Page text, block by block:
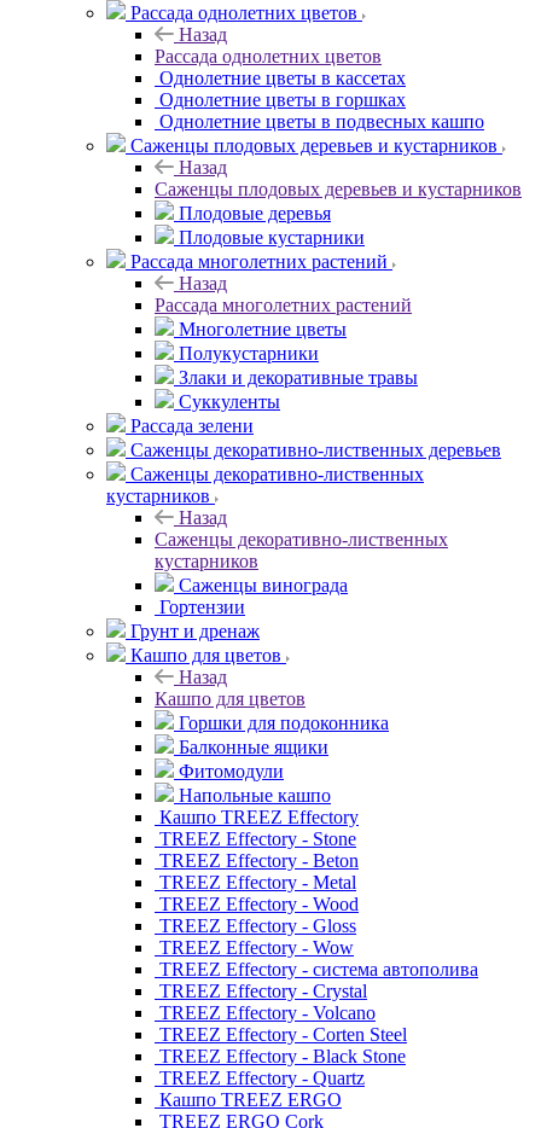
Рассада однолетних цветов
Назад
Рассада однолетних цветов
Однолетние цветы в кассетах
Однолетние цветы в горшках
Однолетние цветы в подвесных кашпо
Саженцы плодовых деревьев и кустарников
Назад
Саженцы плодовых деревьев и кустарников
Плодовые деревья
Плодовые кустарники
Рассада многолетних растений
Назад
Рассада многолетних растений
Многолетние цветы
Полукустарники
Злаки и декоративные травы
Суккуленты
Рассада зелени
Саженцы декоративно-лиственных деревьев
Саженцы декоративно-лиственных
кустарников
Назад
Саженцы декоративно-лиственных
кустарников
Саженцы винограда
Гортензии
Грунт и дренаж
Кашпо для цветов
Назад
Кашпо для цветов
Горшки для подоконника
Балконные ящики
Фитомодули
Напольные кашпо
Кашпо TREEZ Effectory
TREEZ Effectory - Stone
TREEZ Effectory - Beton
TREEZ Effectory - Metal
TREEZ Effectory - Wood
TREEZ Effectory - Gloss
TREEZ Effectory - Wow
TREEZ Effectory - система автополива
TREEZ Effectory - Crystal
TREEZ Effectory - Volcano
TREEZ Effectory - Corten Steel
TREEZ Effectory - Black Stone
TREEZ Effectory - Quartz
Кашпо TREEZ ERGO
TREEZ ERGO Cork